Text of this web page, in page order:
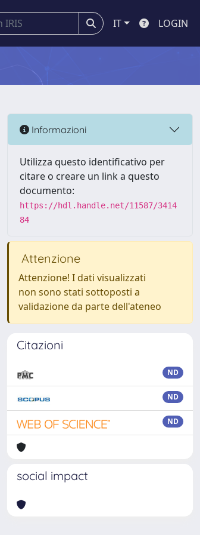
IT LOGIN
Informazioni
Utilizza questo identificativo per
citare o creare un link a questo
documento:
https://hdl.handle.net/11587/3414
84
Attenzione
Attenzione! I dati visualizzati
non sono stati sottoposti a
validazione da parte dell'ateneo
Citazioni
ND
ND
ND
social impact